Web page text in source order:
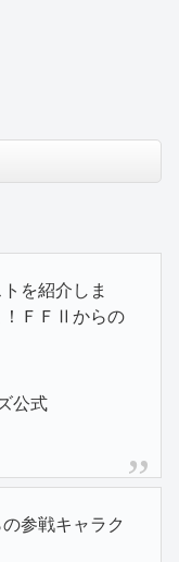
を紹介しま
！ＦＦⅡからの
公式
参戦キャラク